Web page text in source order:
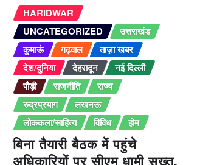
HARIDWAR
UNCATEGORIZED
उत्तराखंड
कुमाऊं
गढ़वाल
ताज़ा खबर
देश/दुनिया
देहरादून
नई दिल्ली
पौड़ी
राजनीति
राज्य
रुद्रप्रयाग
लखनऊ
लोककला/साहित्य
विविध होम
बिना तैयारी बैठक में पहुंचे
अधिकारियों पर सीएम धामी सख्त,